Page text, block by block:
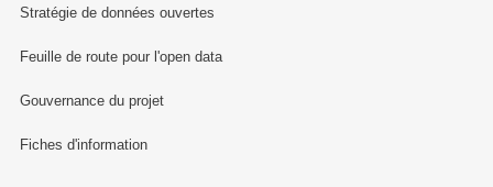
Stratégie de données ouvertes
Feuille de route pour l'open data
Gouvernance du projet
Fiches d'information